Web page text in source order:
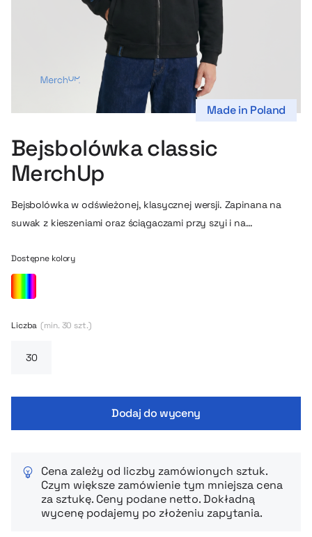
Made in Poland
Bejsbolówka classic
MerchUp
Bejsbolówka w odświeżonej, klasycznej wersji. Zapinana na
suwak z kieszeniami oraz ściągaczami przy szyi i na
elegancki klimat firmowego merchu.
Dostępne kolory
Liczba (min. 30 szt.)
Dodaj do wyceny
Cena zależy od liczby zamówionych sztuk.
Czym większe zamówienie tym mniejsza cena
za sztukę. Ceny podane netto. Dokładną
wycenę podajemy po złożeniu zapytania.